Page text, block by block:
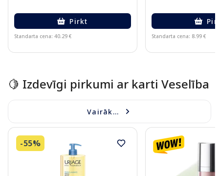
Pirkt
Standarta cena: 40.29 € Standarta cena: 8.99 €
🍋 Izdevīgi pirkumi ar karti Veselība
Vairāk...
-55%